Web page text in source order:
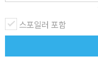
라마 이런 하이데거라면 어
손을 잡고 저 존재의 비밀
혹을 느끼게 하는 매력적인
스포일러 포함